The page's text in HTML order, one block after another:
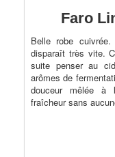
Faro
Belle robe
disparaît très vite.
suite penser au
arômes de
douceur mêlée à
fraîcheur sans